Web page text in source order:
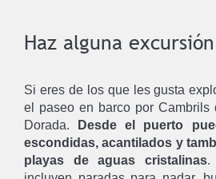
Haz alguna
Si eres de los que les gusta
el paseo en barco por Cambrils
Dorada.
Desde el puerto
escondidas, acantilados y
playas de aguas cristalinas.